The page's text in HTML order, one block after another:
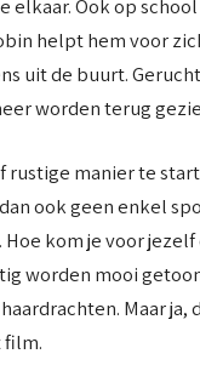
elkaar. Ook op
helpt hem voor
uit de buurt.
worden terug
manier te
ook geen enkel
kom je voor
worden mooi
Maar
film.